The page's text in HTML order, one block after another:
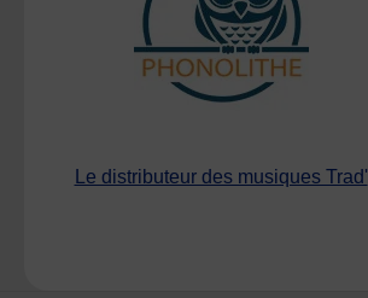
Le distributeur des musiques Trad'